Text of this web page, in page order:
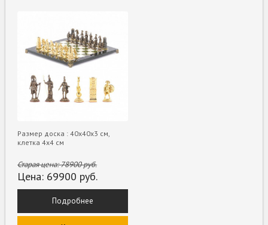
Размер доска : 40х40х3 см,
клетка 4х4 см
Старая цена:78900руб.
Цена: 69900 руб.
Подробнее